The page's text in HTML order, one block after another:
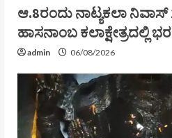
ಆ.8ರಂದು ನಾಟ್ಯಕಲಾ
ಹಾಸನಾಂಬ ಕಲಾಕ್ಷೇತ್ರದಲ್ಲಿ
admin 06/08/2026